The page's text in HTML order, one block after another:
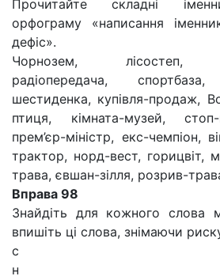
Прочитайте складні
орфограму «написання
дефіс».
Чорнозем, лісостеп,
радіопередача, спортбаза,
шестиденка, купівля-продаж,
птиця, кімната-музей,
прем’єр-міністр, екс-чемпіон,
трактор, норд-вест, горицвіт,
трава, євшан-зілля, розрив-
Вправа 98
Знайдіть для кожного слова
впишіть ці слова, знімаючи
с
н